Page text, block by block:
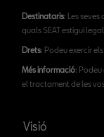
Destinataris: Les
quals SEAT estigui
Drets: Podeu exercir
Més informació:
el tractament de les
Visió